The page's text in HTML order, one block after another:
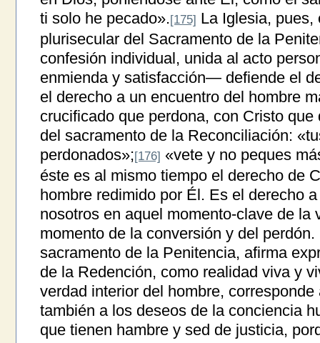
ti solo he pecado».[175] La Iglesia, pues,
plurisecular del Sacramento de la
confesión individual, unida al acto
enmienda y satisfacción— defiende el
el derecho a un encuentro del hombre
crucificado que perdona, con Cristo
del sacramento de la Reconciliación:
perdonados»;[176] «vete y no peques
éste es al mismo tiempo el derecho de
hombre redimido por Él. Es el derecho
nosotros en aquel momento-clave de la
momento de la conversión y del
sacramento de la Penitencia, afirma
de la Redención, como realidad viva y
verdad interior del hombre,
también a los deseos de la conciencia
que tienen hambre y sed de justicia,